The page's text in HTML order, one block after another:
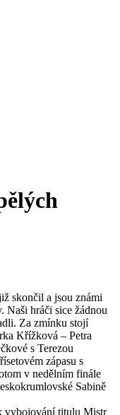
skončil a jsou známi
Naši hráči sice žádnou
Za zmínku stojí
Křížková – Petra
s Terezou
zápasu s
v nedělním finále
Sabině
vybojování titulu Mistr